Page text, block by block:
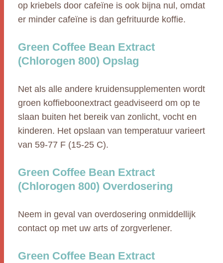
op kriebels door cafeïne is ook bijna nul, omdat
er minder cafeïne is dan gefrituurde koffie.
Green Coffee Bean Extract
(Chlorogen 800) Opslag
Net als alle andere kruidensupplementen wordt
groen koffieboonextract geadviseerd om op te
slaan buiten het bereik van zonlicht, vocht en
kinderen. Het opslaan van temperatuur varieert
van 59-77 F (15-25 C).
Green Coffee Bean Extract
(Chlorogen 800) Overdosering
Neem in geval van overdosering onmiddellijk
contact op met uw arts of zorgverlener.
Green Coffee Bean Extract